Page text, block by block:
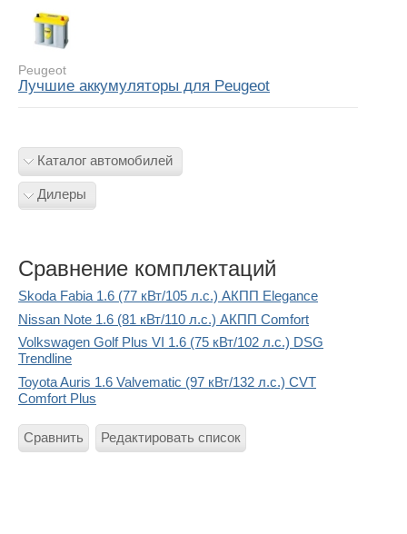
Peugeot
Лучшие аккумуляторы для Peugeot
Каталог автомобилей
Дилеры
Сравнение комплектаций
Skoda Fabia 1.6 (77 кВт/105 л.с.) АКПП Elegance
Nissan Note 1.6 (81 кВт/110 л.с.) АКПП Comfort
Volkswagen Golf Plus VI 1.6 (75 кВт/102 л.с.) DSG
Trendline
Toyota Auris 1.6 Valvematic (97 кВт/132 л.с.) CVT
Comfort Plus
Сравнить Редактировать список